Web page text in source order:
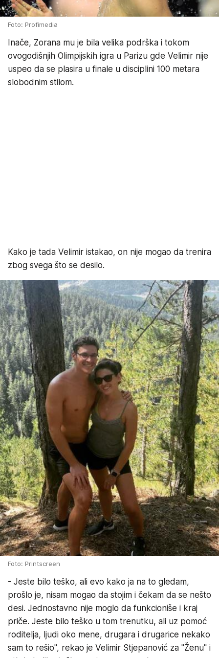
Foto: Profimedia
Inače, Zorana mu je bila velika podrška i tokom
ovogodišnjih Olimpijskih igra u Parizu gde Velimir nije
uspeo da se plasira u finale u disciplini 100 metara
slobodnim stilom.
Kako je tada Velimir istakao, on nije mogao da trenira
zbog svega što se desilo.
Foto: Printscreen
- Jeste bilo teško, ali evo kako ja na to gledam,
prošlo je, nisam mogao da stojim i čekam da se nešto
desi. Jednostavno nije moglo da funkcioniše i kraj
priče. Jeste bilo teško u tom trenutku, ali uz pomoć
roditelja, ljudi oko mene, drugara i drugarice nekako
sam to rešio", rekao je Velimir Stjepanović za "Ženu" i